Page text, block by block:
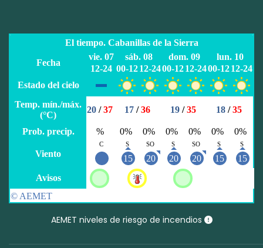
AEMET niveles de riesgo de incendios